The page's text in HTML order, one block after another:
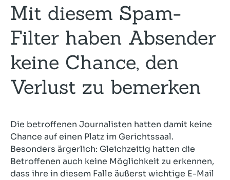
Mit diesem Spam-
Filter haben Absender
keine Chance, den
Verlust zu bemerken
Die betroffenen Journalisten hatten damit keine
Chance auf einen Platz im Gerichtssaal.
Besonders ärgerlich: Gleichzeitig hatten die
Betroffenen auch keine Möglichkeit zu erkennen,
dass ihre in diesem Falle äußerst wichtige E-Mail